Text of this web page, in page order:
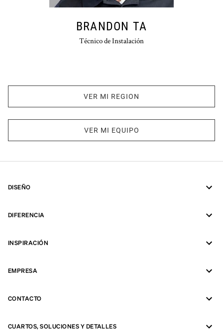
BRANDON TA
Técnico de Instalación
VER MI REGION
VER MI EQUIPO
DISEÑO
DIFERENCIA
INSPIRACIÓN
EMPRESA
CONTACTO
CUARTOS, SOLUCIONES Y DETALLES